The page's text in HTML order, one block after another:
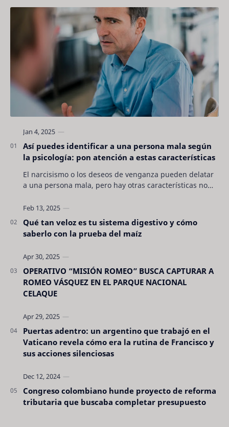
Así puedes identificar a una persona mala según
la psicología: pon atención a estas características
El narcisismo o los deseos de venganza pueden delatar
a una persona mala, pero hay otras características no
Qué tan veloz es tu sistema digestivo y cómo
saberlo con la prueba del maíz
OPERATIVO “MISIÓN ROMEO” BUSCA CAPTURAR A
ROMEO VÁSQUEZ EN EL PARQUE NACIONAL
CELAQUE
Puertas adentro: un argentino que trabajó en el
Vaticano revela cómo era la rutina de Francisco y
sus acciones silenciosas
Congreso colombiano hunde proyecto de reforma
tributaria que buscaba completar presupuesto